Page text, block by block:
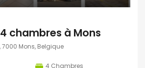
chambres à Mons
7000 Mons, Belgique
4 Chambres